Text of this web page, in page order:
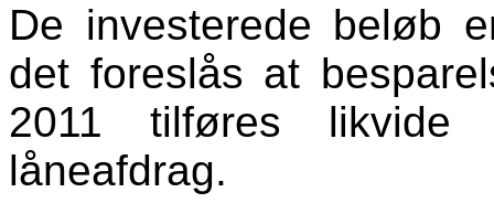
De investerede beløb
det foreslås at
2011 tilføres likvide
låneafdrag.